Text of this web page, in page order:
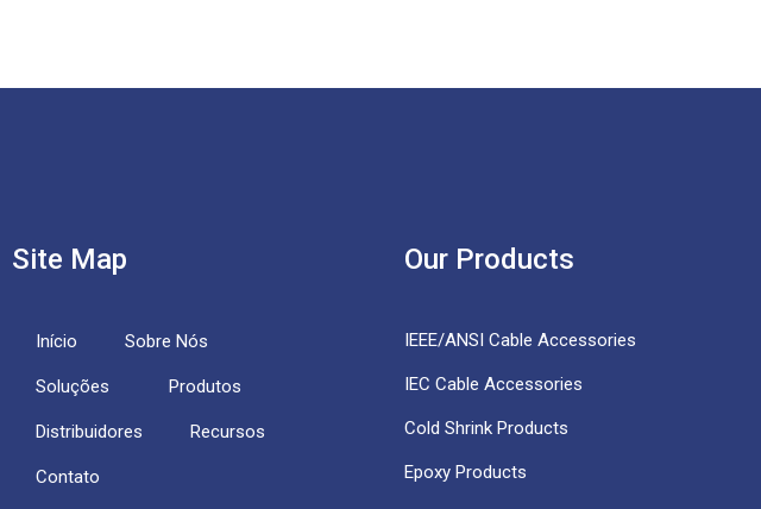
Site Map
Início Sobre Nós
Soluções Produtos
Distribuidores Recursos
Contato
Our Products
IEEE/ANSI Cable Accessories
IEC Cable Accessories
Cold Shrink Products
Epoxy Products